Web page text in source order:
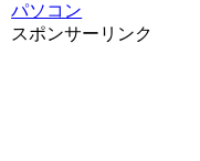
パソコン
スポンサーリンク